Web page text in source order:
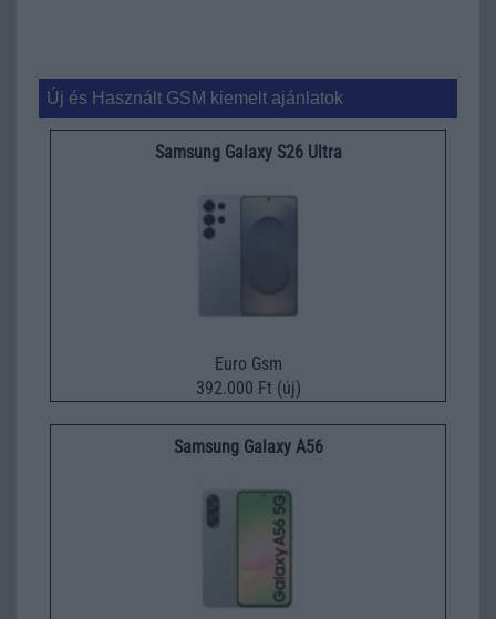
Új és Használt GSM kiemelt ajánlatok
Samsung Galaxy S26 Ultra
Euro Gsm
392.000 Ft (új)
Samsung Galaxy A56